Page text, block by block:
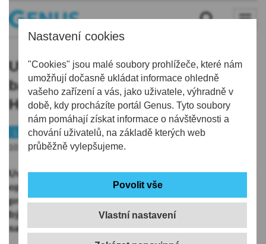
Nastavení cookies
"Cookies" jsou malé soubory prohlížeče, které nám
umožňují dočasně ukládat informace ohledně
vašeho zařízení a vás, jako uživatele, výhradně v
době, kdy procházíte portál Genus. Tyto soubory
nám pomáhají získat informace o návštěvnosti a
chování uživatelů, na základě kterých web
průběžně vylepšujeme.
Vlastní nastavení
Uvnitř opravovaného plaveckého
bazénu je už patrné, jak se promění.
Hotovo má být 9. června 2027
Liberec
Peníze
10.06.2026 | 5:00
Uvnitř městského plaveckého stadionu v Liberci, jehož
oprava začala předloni na podzim, je už patrné, jak se
prostory promění. Práce potrvají ještě rok. Hotovo má
být 9. června 2027 a provoz zahájí areál s třemi bazény,
saunami, fitness a pizzerii nejspíš o čtvrt roku později.